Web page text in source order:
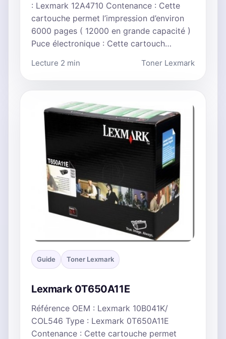
: Lexmark 12A4710 Contenance : Cette
cartouche permet l’impression d’environ
6000 pages ( 12000 en grande capacité )
Puce électronique : Cette cartouch…
Lecture 2 min Toner Lexmark
Guide Toner Lexmark
Lexmark 0T650A11E
Référence OEM : Lexmark 10B041K/
COL546 Type : Lexmark 0T650A11E
Contenance : Cette cartouche permet